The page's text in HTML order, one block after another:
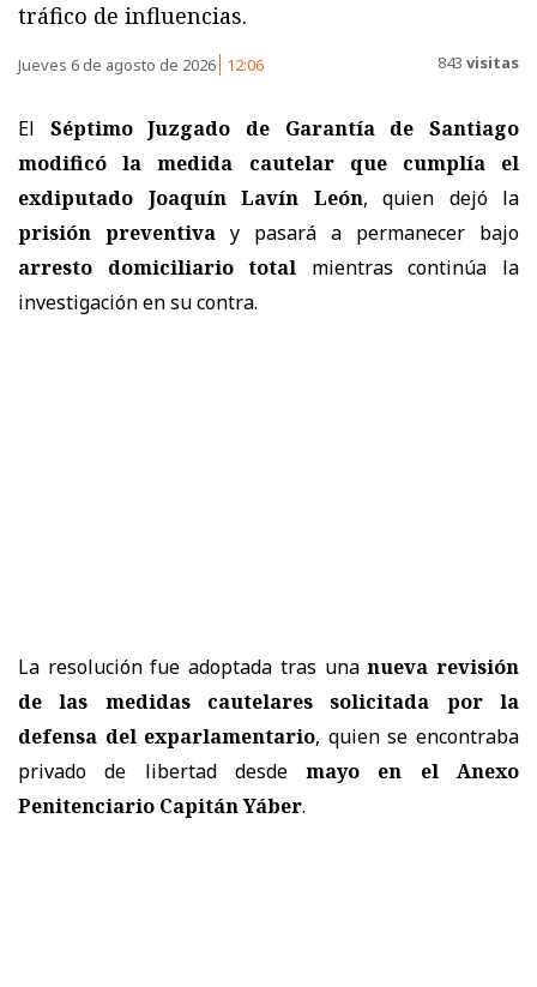
tráfico de influencias.
Jueves 6 de agosto de 2026 12:06 843 visitas
El Séptimo Juzgado de Garantía de Santiago
modificó la medida cautelar que cumplía el
exdiputado Joaquín Lavín León, quien dejó la
prisión preventiva y pasará a permanecer bajo
arresto domiciliario total mientras continúa la
investigación en su contra.
La resolución fue adoptada tras unanueva revisión
de las medidas cautelares solicitada por la
defensa del exparlamentario, quien se encontraba
privado de libertad desdemayo en el Anexo
Penitenciario Capitán Yáber.